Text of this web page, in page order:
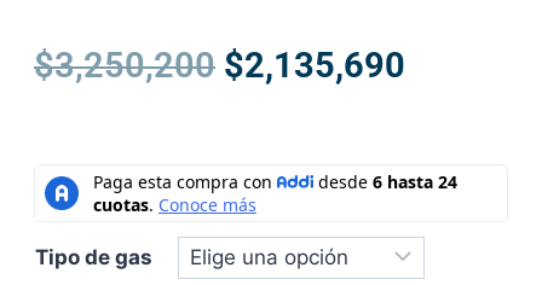
$3,250,200 $2,135,690
Tipo de gas